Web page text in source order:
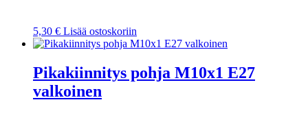
5,30 € Lisää ostoskoriin
Pikakiinnitys pohja M10x1 E27
valkoinen